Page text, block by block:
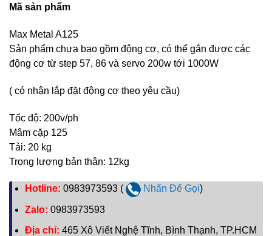
Mã sản phẩm
Max Metal A125
Sản phẩm chưa bao gồm động cơ, có thể gắn được các
động cơ từ step 57, 86 và servo 200w tới 1000W
( có nhận lắp đặt động cơ theo yêu cầu)
Tốc độ: 200v/ph
Mâm cặp 125
Tải: 20 kg
Trọng lượng bản thân: 12kg
Hotline: 0983973593 ( Nhấn Để Gọi)
Zalo: 0983973593
Địa chỉ: 465 Xô Viết Nghệ Tĩnh, Bình Thạnh, TP.HCM